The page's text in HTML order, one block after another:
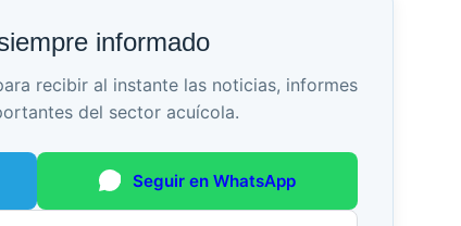
informado
recibir al instante las noticias, informes
del sector acuícola.
Seguir en WhatsApp